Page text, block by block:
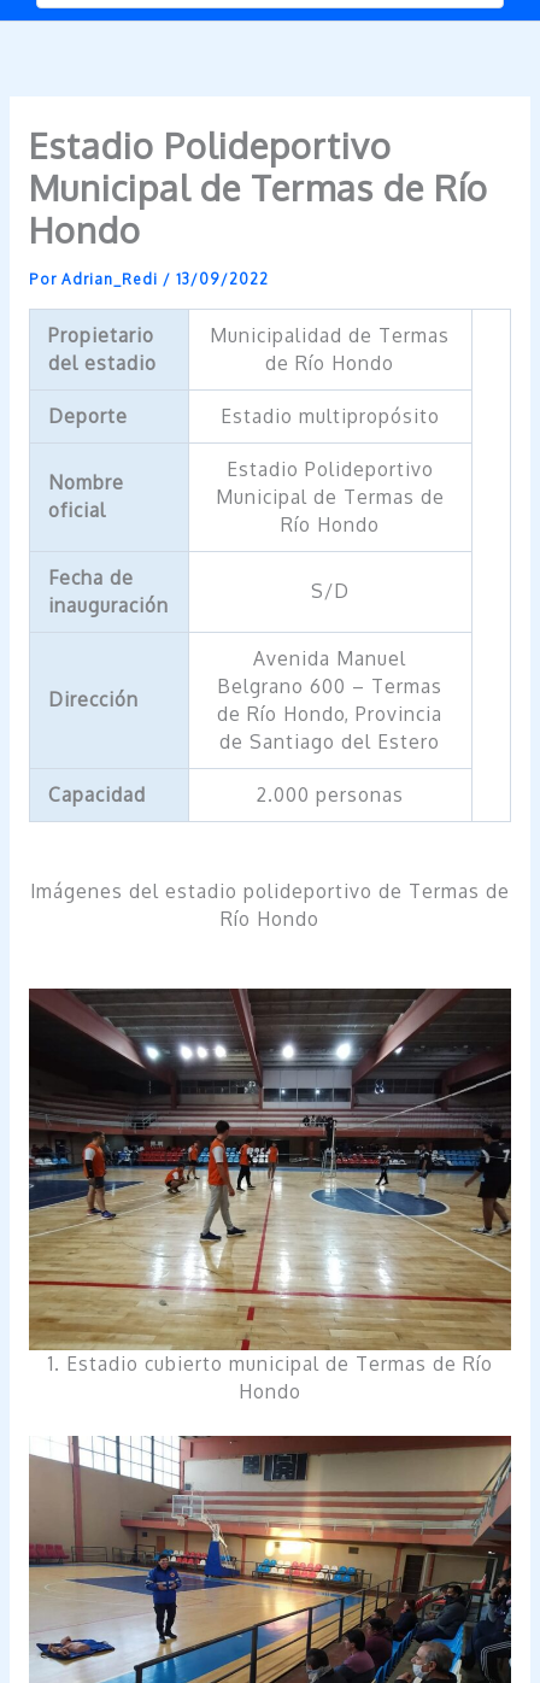
Estadio Polideportivo
Municipal de Termas de Río
Hondo
Por Adrian_Redi / 13/09/2022
Propietario
del estadio
Municipalidad de Termas
de Río Hondo
Deporte Estadio multipropósito
Nombre
oficial
Estadio Polideportivo
Municipal de Termas de
Río Hondo
Fecha de
inauguración
S/D
Dirección
Avenida Manuel
Belgrano 600 – Termas
de Río Hondo, Provincia
de Santiago del Estero
Capacidad 2.000 personas
Imágenes del estadio polideportivo de Termas de
Río Hondo
1. Estadio cubierto municipal de Termas de Río
Hondo